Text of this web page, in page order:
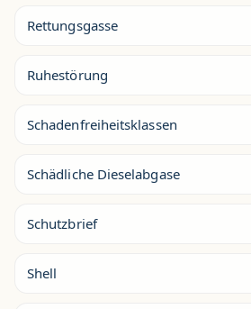
Rettungsgasse
Ruhestörung
Schadenfreiheitsklassen
Schädliche Dieselabgase
Schutzbrief
Shell